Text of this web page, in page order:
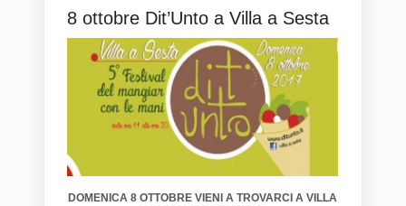
8 ottobre Dit’Unto a Villa a Sesta
DOMENICA 8 OTTOBRE VIENI A TROVARCI A VILLA